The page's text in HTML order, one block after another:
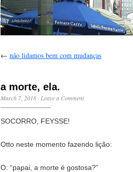
← não lidamos bem com mudanças
a morte, ela.
March 7, 2018 · Leave a Comment
SOCORRO, FEYSSE!
Otto neste momento fazendo lição:
O: “papai, a morte é gostosa?”